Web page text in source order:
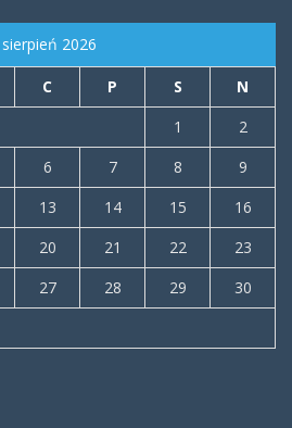
sierpień 2026
C P S
N
1
2
6 7 8
9
13 14 15
16
20 21 22
23
27 28 29
30